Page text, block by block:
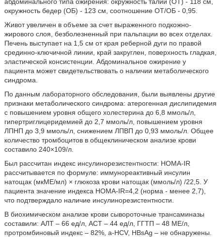
окружность бедер (ОБ) - 123 см, соотношение ОТ/ОБ - 0,95.
Живот увеличен в объеме за счет выраженного подкожно-
жирового слоя, безболезненный при пальпации во всех отделах.
Печень выступает на 1,5 см от края реберной дуги по правой
срединно-ключичной линии, край закруглен, поверхность гладкая,
эластической консистенции. Абдоминальное ожирение у
пациента может свидетельствовать о наличии метаболического
синдрома.
По данным лабораторного обследования, были выявлены другие
признаки метаболического синдрома: атерогенная дислипидемия
с повышением уровня общего холестерина до 6,8 ммоль/л,
гипертриглицеридемией до 2,7 ммоль/л, повышением уровня
ЛПНП до 3,9 ммоль/л, снижением ЛПВП до 0,93 ммоль/л. Общее
количество тромбоцитов в общеклиническом анализе крови
составило 240×109/л.
Был рассчитан индекс инсулинорезистентности: НОМА-IR
рассчитывается по формуле: иммунореактивный инсулин
натощак (мкМЕ/мл) × глюкоза крови натощак (ммоль/л) /22,5. У
пациента значение индекса НОМА-IR=4,2 (норма - менее 2,7),
что подтверждало наличие инсулинорезистентности.
В биохимическом анализе крови сывороточные трансаминазы
составили: АЛТ – 66 ед/л, АСТ – 44 ед/л, ГГТП – 48 МЕ/л,
протромбиновый индекс – 82%, a-HCV, HBsAg – не обнаружены.